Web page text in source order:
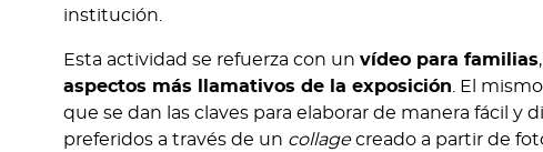
institución.
Esta actividad se refuerza con un vídeo para familias
aspectos más llamativos de la exposición . El
que se dan las claves para elaborar de manera fácil y
preferidos a través de un collagecreado a partir de